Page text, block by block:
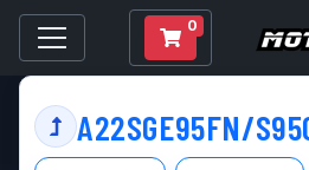
0
A22SGE95FN/